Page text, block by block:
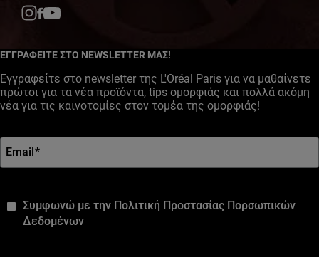
ΕΓΓΡΑΦΕΙΤΕ ΣΤΟ NEWSLETTER ΜΑΣ!
Εγγραφείτε στο newsletter της L'Oréal Paris για να μαθαίνετε
πρώτοι για τα νέα προϊόντα, tips ομορφιάς και πολλά ακόμη
νέα για τις καινοτομίες στον τομέα της ομορφιάς!
Email *
Συμφωνώ με την Πολιτική Προστασίας Πορσωπικών
Δεδομένων